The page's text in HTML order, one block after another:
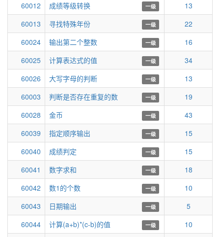
60012
成绩等级转换 一级
13
60013
寻找特殊年份 一级
22
60024
输出第二个整数 一级
16
60025
计算表达式的值 一级
34
60026
大写字母的判断 一级
13
60003
判断是否存在重复的数 一级
19
60028
金币 一级
43
60039
指定顺序输出 一级
15
60040
成绩判定 一级
15
60041
数字求和 一级
18
60042
数1的个数 一级
10
60043
日期输出 一级
5
60044
计算(a+b)*(c-b)的值 一级
10